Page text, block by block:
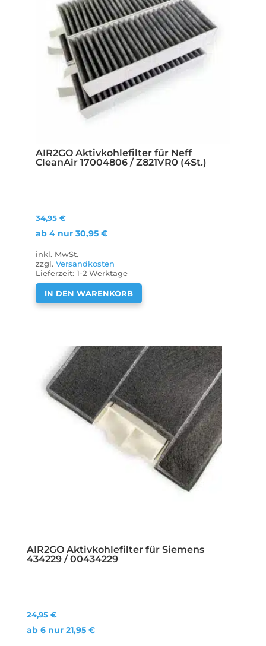
AIR2GO Aktivkohlefilter für Neff
CleanAir 17004806 / Z821VR0 (4St.)
34,95 €
ab 4 nur 30,95 €
inkl. MwSt.
zzgl. Versandkosten
Lieferzeit: 1-2 Werktage
IN DEN WARENKORB
AIR2GO Aktivkohlefilter für Siemens
434229 / 00434229
24,95€
ab 6 nur21,95€